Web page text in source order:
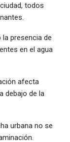
todos
presencia de
en el agua
afecta
debajo de la
urbana no se